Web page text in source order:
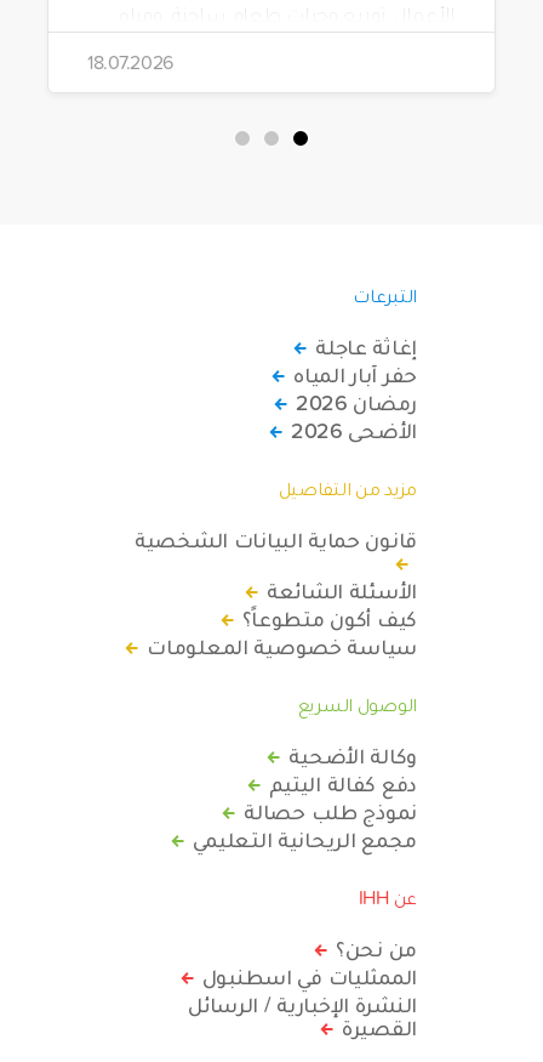
شرب، وطرود غذائية، وحقائب مستلزمات
18.07.2026
التبرعات
إغاثة عاجلة
حفر آبار المياه
رمضان 2026
الأضحى 2026
مزيد من التفاصيل
قانون حماية البيانات الشخصية
الأسئلة الشائعة
كيف أكون متطوعاً؟
سياسة خصوصية المعلومات
الوصول السريع
وكالة الأضحية
دفع كفالة اليتيم
نموذج طلب حصالة
مجمع الريحانية التعليمي
عن IHH
من نحن؟
الممثليات في اسطنبول
النشرة الإخبارية / الرسائل
القصيرة